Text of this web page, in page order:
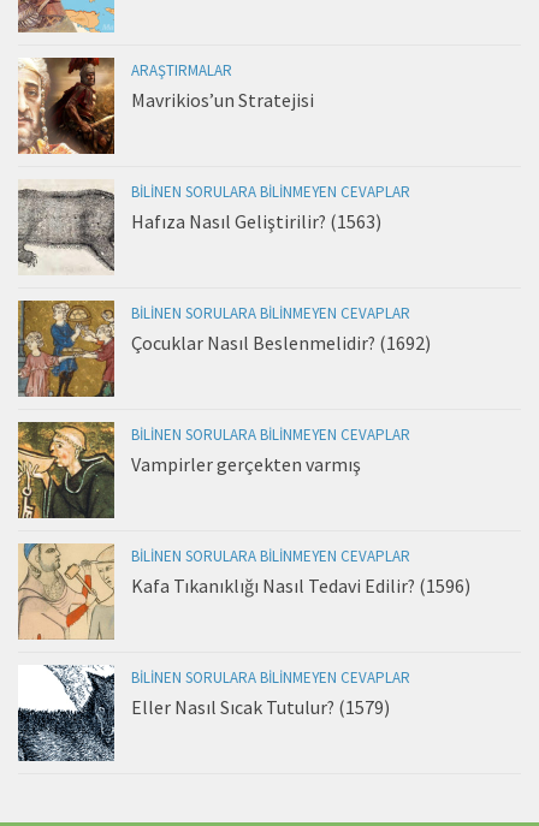
ARAŞTIRMALAR
Mavrikios’un Stratejisi
BILINEN SORULARA BILINMEYEN CEVAPLAR
Hafıza Nasıl Geliştirilir? (1563)
BILINEN SORULARA BILINMEYEN CEVAPLAR
Çocuklar Nasıl Beslenmelidir? (1692)
BILINEN SORULARA BILINMEYEN CEVAPLAR
Vampirler gerçekten varmış
BILINEN SORULARA BILINMEYEN CEVAPLAR
Kafa Tıkanıklığı Nasıl Tedavi Edilir? (1596)
BILINEN SORULARA BILINMEYEN CEVAPLAR
Eller Nasıl Sıcak Tutulur? (1579)